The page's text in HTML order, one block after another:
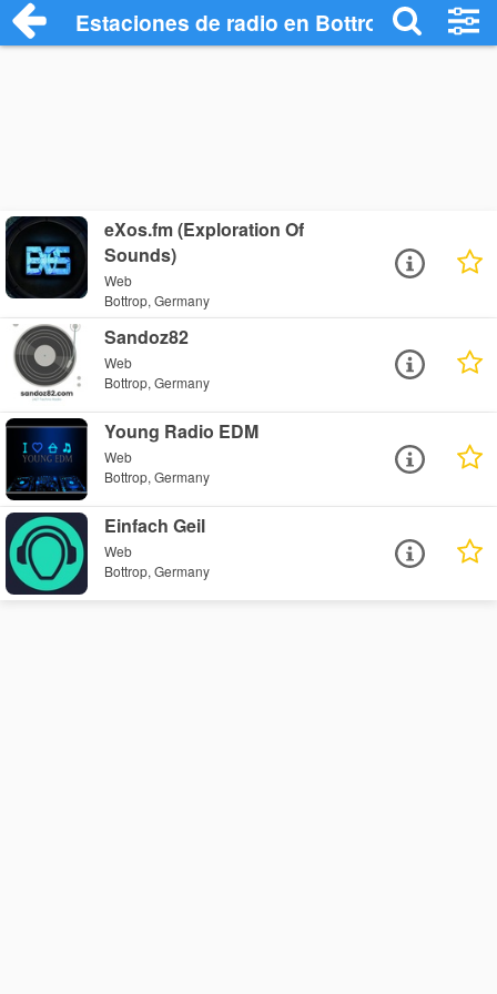
Estaciones de radio en Bottrop -
eXos.fm (Exploration Of
Sounds)
Web
Bottrop, Germany
Sandoz82
Web
Bottrop, Germany
Young Radio EDM
Web
Bottrop, Germany
Einfach Geil
Web
Bottrop, Germany